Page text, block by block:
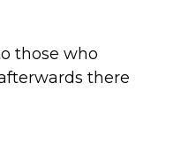
those who
there